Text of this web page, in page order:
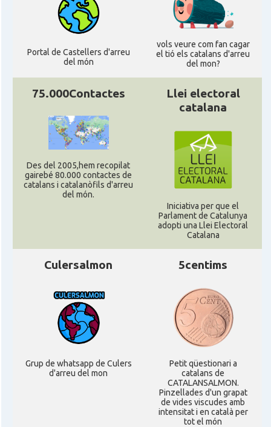
Portal de Castellers d'arreu
del món
vols veure com fan cagar
el tió els catalans d'arreu
del mon?
75.000Contactes
Des del 2005,hem recopilat
gairebé 80.000 contactes de
catalans i catalanòfils d'arreu
del món.
Llei electoral
catalana
Iniciativa per que el
Parlament de Catalunya
adopti una Llei Electoral
Catalana
Culersalmon
Grup de whatsapp de Culers
d'arreu del mon
5centims
Petit qüestionari a
catalans de
CATALANSALMON.
Pinzellades d'un grapat
de vides viscudes amb
intensitat i en català per
tot el món